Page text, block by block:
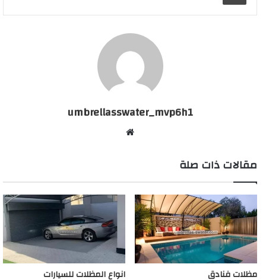
umbrellasswater_mvp6h1
مقالات ذات صلة
مظلات فنادق انواع المظلات للسيارات